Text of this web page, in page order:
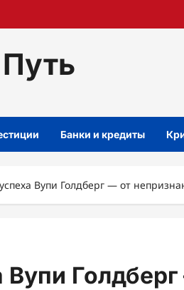
Банки и кредиты
Вупи Голдберг — от
Вупи